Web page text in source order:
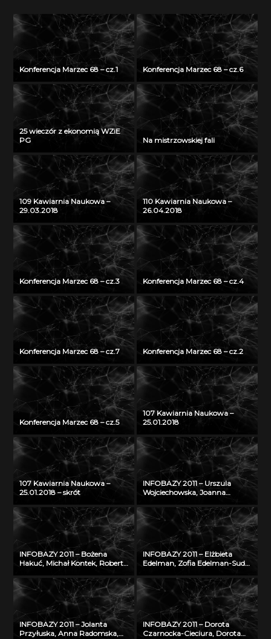
Konferencja Marzec 68 – cz.1 Konferencja Marzec 68 – cz.6
25 wieczór z ekonomią WZiE
PG
Na mistrzowskiej fali
109 Kawiarnia Naukowa –
29.03.2018
110 Kawiarnia Naukowa –
26.04.2018
Konferencja Marzec 68 – cz.3 Konferencja Marzec 68 – cz.4
Konferencja Marzec 68 – cz.7 Konferencja Marzec 68 – cz.2
Konferencja Marzec 68 – cz.5
107 Kawiarnia Naukowa –
25.01.2018
107 Kawiarnia Naukowa –
25.01.2018 – skrót
INFOBAZY 2011 – Urszula
Wojciechowska, Joanna
– Informatyczna platforma
naukowa do wymiany wiedzy
o zagrożeniu nowotworami
złośliwymi
INFOBAZY 2011 – Bożena
Hakuć, Michał Kontek, Robert
portal wiedzy, czyli co
możemy znaleźć w
Pomorskiej Bibliotece Cyfrowej
INFOBAZY 2011 – Elżbieta
Edelman, Zofia Edelman-Sudoł
MORSKICH PUBLIKACJI –
realizacja, stan obecny i
przyszłość
INFOBAZY 2011 – Jolanta
Przyłuska, Anna Radomska,
INFOBAZY 2011 – Dorota
Czarnocka-Cieciura, Dorota